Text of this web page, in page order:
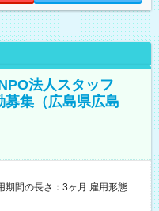
法人スタッフ
集（広島県広島
期間の長さ：3ヶ月 雇用形態、